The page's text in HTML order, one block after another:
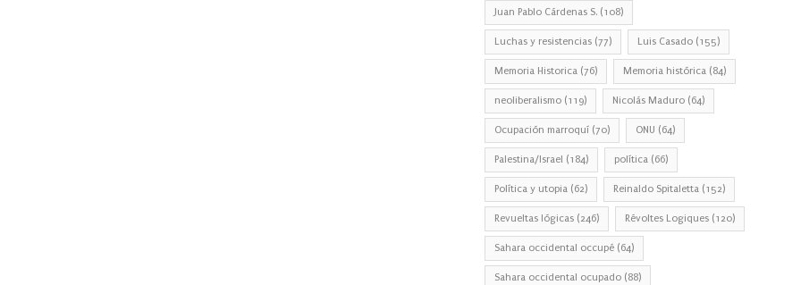
Juan Pablo Cárdenas S. (108)
Luchas y resistencias (77) Luis Casado (155)
Memoria Historica (76) Memoria histórica (84)
neoliberalismo (119) Nicolás Maduro (64)
Ocupación marroquí (70) ONU (64)
Palestina/Israel (184) política (66)
Política y utopia (62) Reinaldo Spitaletta (152)
Revueltas lógicas (246) Révoltes Logiques (120)
Sahara occidental occupé (64)
Sahara occidental ocupado (88)